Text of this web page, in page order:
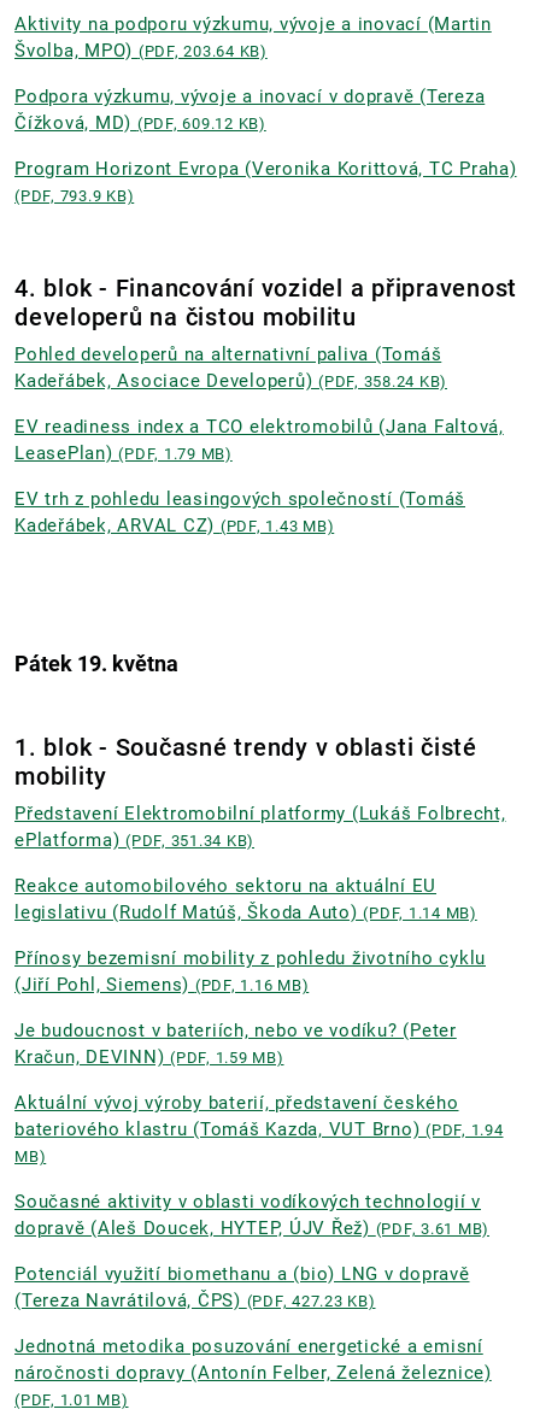
Aktivity na podporu výzkumu, vývoje a inovací (Martin
Švolba, MPO) (PDF, 203.64 KB)
Podpora výzkumu, vývoje a inovací v dopravě (Tereza
Čížková, MD) (PDF, 609.12 KB)
Program Horizont Evropa (Veronika Korittová, TC Praha)
(PDF, 793.9 KB)
4. blok - Financování vozidel a připravenost
developerů na čistou mobilitu
Pohled developerů na alternativní paliva (Tomáš
Kadeřábek, Asociace Developerů) (PDF, 358.24 KB)
EV readiness index a TCO elektromobilů (Jana Faltová,
LeasePlan)(PDF, 1.79 MB)
EV trh z pohledu leasingových společností (Tomáš
Kadeřábek, ARVAL CZ) (PDF, 1.43 MB)
Pátek 19. května
1. blok - Současné trendy v oblasti čisté
mobility
Představení Elektromobilní platformy (Lukáš Folbrecht,
ePlatforma) (PDF, 351.34 KB)
Reakce automobilového sektoru na aktuální EU
legislativu (Rudolf Matúš, Škoda Auto)(PDF, 1.14 MB)
Přínosy bezemisní mobility z pohledu životního cyklu
(Jiří Pohl, Siemens) (PDF, 1.16 MB)
Je budoucnost v bateriích, nebo ve vodíku? (Peter
Kračun, DEVINN) (PDF, 1.59 MB)
Aktuální vývoj výroby baterií, představení českého
bateriového klastru (Tomáš Kazda, VUT Brno) (PDF, 1.94
MB)
Současné aktivity v oblasti vodíkových technologií v
dopravě (Aleš Doucek, HYTEP, ÚJV Řež) (PDF, 3.61 MB)
Potenciál využití biomethanu a (bio) LNG v dopravě
(Tereza Navrátilová, ČPS) (PDF, 427.23 KB)
Jednotná metodika posuzování energetické a emisní
náročnosti dopravy (Antonín Felber, Zelená železnice)
(PDF, 1.01 MB)